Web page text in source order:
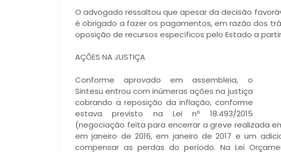
O advogado ressaltou que apesar da decisão
é obrigado a fazer os pagamentos, em razão dos
oposição de recursos específicos pelo Estado a
AÇÕES NA JUSTIÇA
Conforme aprovado em assembleia, o
Sintesu entrou com inúmeras ações na justiça
cobrando a reposição da inflação, conforme
estava previsto na Lei nº 18.493/2015
(negociação feita para encerrar a greve realizada
em janeiro de 2016, em janeiro de 2017 e um
compensar as perdas do período. Na Lei